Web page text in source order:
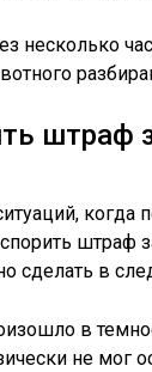
несколько
штраф
когда
штраф
сделать в
в
не мог